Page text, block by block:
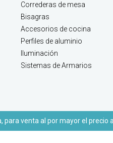
Correderas de mesa
Bisagras
Accesorios de cocina
Perfiles de aluminio
Iluminación
Sistemas de Armarios
para venta al por mayor el